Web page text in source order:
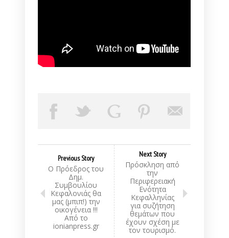
Previous Story
Ο Πρόεδρος του
Δημ.
Συμβουλίου
Κεφαλονιάς θα
μας (μπιπ!) την
οικογένεια !!!
Από το
ionianpress.gr
Next Story
Πρόσκληση από
την
Περιφερειακή
Ενότητα
Κεφαλληνίας
για συζήτηση
θεμάτων που
έχουν σχέση με
τον τουρισμό.